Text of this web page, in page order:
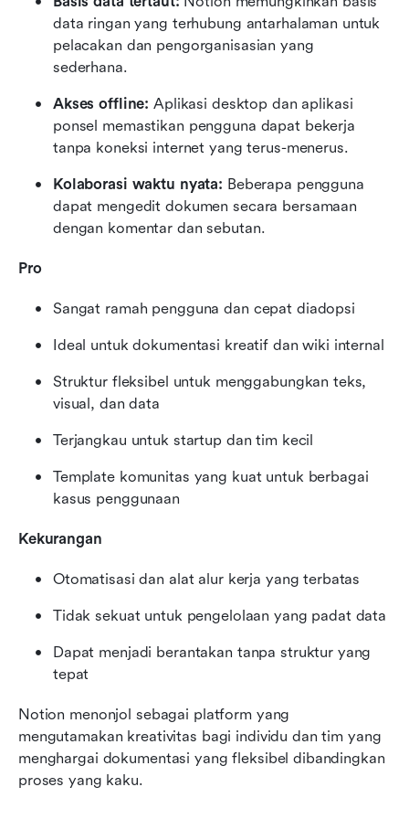
data ringan yang terhubung antarhalaman untuk
pelacakan dan pengorganisasian yang
sederhana.
Akses offline: Aplikasi desktop dan aplikasi
ponsel memastikan pengguna dapat bekerja
tanpa koneksi internet yang terus-menerus.
Kolaborasi waktu nyata: Beberapa pengguna
dapat mengedit dokumen secara bersamaan
dengan komentar dan sebutan.
Pro
Sangat ramah pengguna dan cepat diadopsi
Ideal untuk dokumentasi kreatif dan wiki internal
Struktur fleksibel untuk menggabungkan teks,
visual, dan data
Terjangkau untuk startup dan tim kecil
Template komunitas yang kuat untuk berbagai
kasus penggunaan
Kekurangan
Otomatisasi dan alat alur kerja yang terbatas
Tidak sekuat untuk pengelolaan yang padat data
Dapat menjadi berantakan tanpa struktur yang
tepat
Notion menonjol sebagai platform yang
mengutamakan kreativitas bagi individu dan tim yang
menghargai dokumentasi yang fleksibel dibandingkan
proses yang kaku.